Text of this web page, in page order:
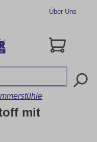
Über Uns
mit